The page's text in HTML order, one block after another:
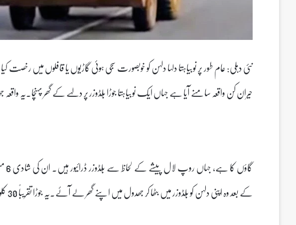
نئی دہلی: عام طور پر نوبیاہتا دلہا دلہن کو خوبصورت سجی ہوئی گاڑیوں یا قافلوں میں
حیران کن واقعہ سامنے آیا ہے جہاں ایک نوبیاہتا جوڑا بُلڈوزر پر دلہے کے گھر پہنچا۔یہ
کے بعد وہ اپنی دلہن کو بُلڈوزر میں بٹھا کر جھدول میں اپنے گھر لے آئے۔یہ جوڑا تقریباً 30 کلومیٹر کا سفر